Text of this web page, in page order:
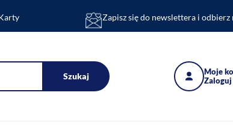
Zapisz się do newslettera i odbierz
Szukaj